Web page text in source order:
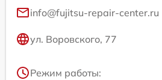
info@fujitsu-repair-center.ru
ул. Воровского, 77
Режим работы: